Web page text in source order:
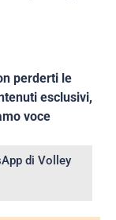
perderti le
esclusivi,
voce
di Volley